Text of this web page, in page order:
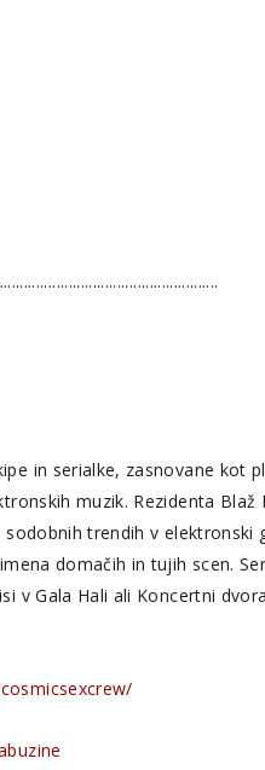
in serialke, zasnovane kot
muzik. Rezidenta
trendih v
domačih in tujih scen.
v Gala Hali ali Koncertni